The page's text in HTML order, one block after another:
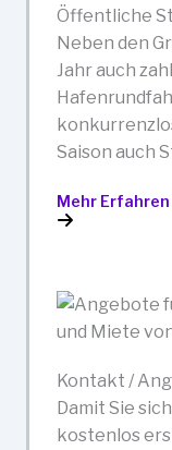
Öffentliche
Neben den
Jahr auch
Saison auch
Mehr Erfahren
Kontakt /
Damit Sie
kostenlos